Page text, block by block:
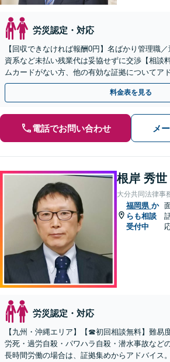
労災認定・対応
【回収できなければ報酬0円】名ばかり管理職
資系など未払い残業代は妥協せずに交渉【相談
ムカードがない方、他の有効な証拠についてア
断られた方もご相談ください。あなたの権利を
料金表を見る
電話でお問い合わせ メ
根岸 秀世
大分共同法律事
福岡県 か
らも相談
受付中
労災認定・対応
【九州・沖縄エリア】【☎︎初回相談無料】難易
労死・過労自殺・パワハラ自殺・潜水事故など
長時間労働の場合は、証拠集めからアドバイス